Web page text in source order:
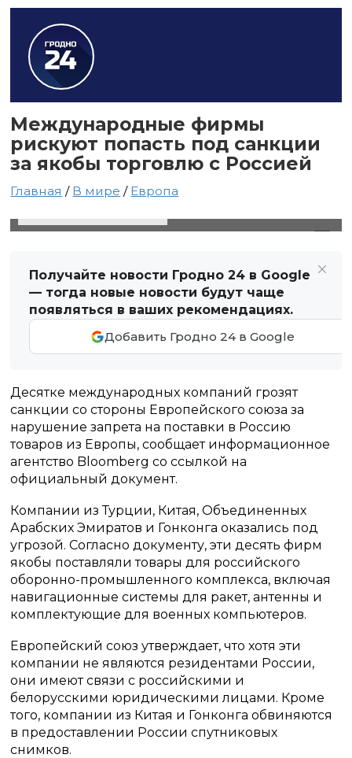
Международные фирмы
рискуют попасть под санкции
за якобы торговлю с Россией
Главная / В мире / Европа
Получайте новости Гродно 24 в Google
— тогда новые новости будут чаще
появляться в ваших рекомендациях.
Добавить Гродно 24 в Google
Десятке международных компаний грозят
санкции со стороны Европейского союза за
нарушение запрета на поставки в Россию
товаров из Европы, сообщает информационное
агентство Bloomberg со ссылкой на
официальный документ.
Компании из Турции, Китая, Объединенных
Арабских Эмиратов и Гонконга оказались под
угрозой. Согласно документу, эти десять фирм
якобы поставляли товары для российского
оборонно-промышленного комплекса, включая
навигационные системы для ракет, антенны и
комплектующие для военных компьютеров.
Европейский союз утверждает, что хотя эти
компании не являются резидентами России,
они имеют связи с российскими и
белорусскими юридическими лицами. Кроме
того, компании из Китая и Гонконга обвиняются
в предоставлении России спутниковых
снимков.